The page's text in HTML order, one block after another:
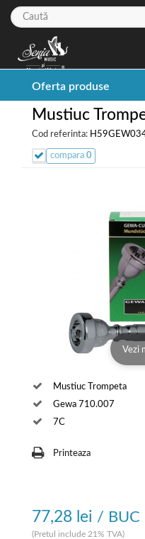
Oferta produse
Mustiuc
Cod referinta:
compara 0
Vezi
Mustiuc Trompeta
Gewa 710.007
7C
Printeaza
77,28 lei / BUC
(Pretul include 21% TVA)